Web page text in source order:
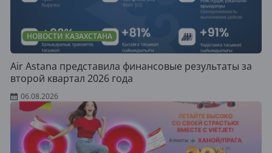
НОВОСТИ КАЗАХСТАНА
Air Astana представила финансовые результаты за
второй квартал 2026 года
06.08.2026